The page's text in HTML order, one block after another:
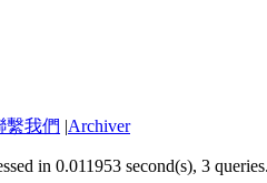
繫我們 |Archiver
in 0.011953 second(s), 3 queries